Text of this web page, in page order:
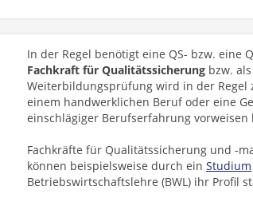
In der Regel benötigt eine QS- bzw. eine
Fachkraft für Qualitätssicherung bzw.
Weiterbildungsprüfung wird in der Regel
einem handwerklichen Beruf oder eine
einschlägiger Berufserfahrung vorweisen
Fachkräfte für Qualitätssicherung und -
können beispielsweise durch ein Studium
Betriebswirtschaftslehre (BWL) ihr Profil